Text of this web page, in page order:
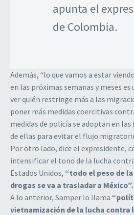
apunta el
de Colombia.
Además, “lo que vamos a estar
en las próximas semanas y meses
ver quién restringe más a las
poner más medidas coercitivas
medidas de policía se adoptan en
de ellas para evitar el flujo
Por otro lado, dice el expresidente,
intensificar el tono de la lucha
Estados Unidos, “todo el peso de
drogas se va a trasladar a México”.
A lo anterior, Samper lo llama
vietnamización de la lucha contra